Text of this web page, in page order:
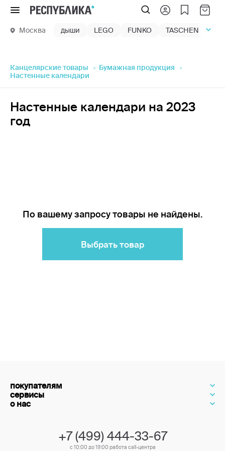
Меню
Москва дыши LEGO FUNKO TASCHEN
Канцелярские товары
Бумажная продукция
Настенные календари
Настенные календари на 2023
год
По вашему запросу товары не найдены.
Выбрать товар
покупателям
сервисы
о нас
+7 (499) 444-33-67
с 10:00 до 19:00 работа call-центра